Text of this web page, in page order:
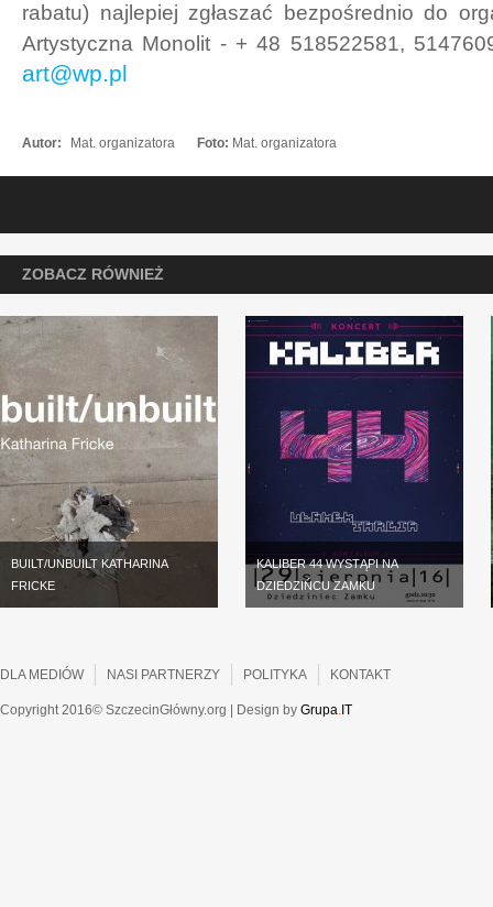
rabatu) najlepiej zgłaszać bezpośrednio do
Artystyczna Monolit - + 48 518522581,
art@wp.pl
Autor: Mat. organizatora Foto: Mat. organizatora
ZOBACZ RÓWNIEŻ
BUILT/UNBUILT KATHARINA
FRICKE
KALIBER 44 WYSTĄPI NA
DZIEDZIŃCU ZAMKU
DLA MEDIÓW NASI PARTNERZY POLITYKA KONTAKT
Copyright 2016© SzczecinGłówny.org | Design by Grupa. IT